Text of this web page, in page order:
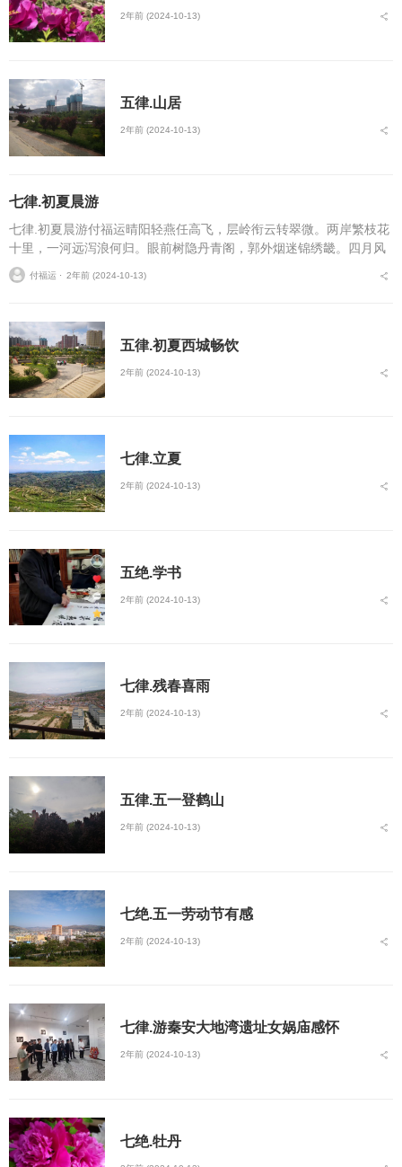
2年前 (2024-10-13)
五律.山居
2年前 (2024-10-13)
七律.初夏晨游
七律.初夏晨游付福运晴阳轻燕任高飞，层岭衔云转翠微。两岸繁枝花
十里，一河远泻浪何归。眼前树隐丹青阁，郭外烟迷锦绣畿。四月风
光皆入望，山城处处尽朝暉。...
付福运 ⋅ 2年前 (2024-10-13)
五律.初夏西城畅饮
2年前 (2024-10-13)
七律.立夏
2年前 (2024-10-13)
五绝.学书
2年前 (2024-10-13)
七律.残春喜雨
2年前 (2024-10-13)
五律.五一登鹤山
2年前 (2024-10-13)
七绝.五一劳动节有感
2年前 (2024-10-13)
七律.游秦安大地湾遗址女娲庙感怀
2年前 (2024-10-13)
七绝.牡丹